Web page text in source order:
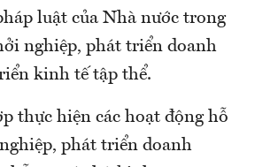
luật của Nhà nước trong
nghiệp, phát triển doanh
kinh tế tập thể.
thực hiện các hoạt động hỗ
phát triển doanh